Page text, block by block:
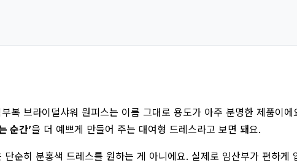
복 브라이덜샤워 원피스는 이름 그대로 용도가 아주 분명한 제품이
순간’을 더 예쁘게 만들어 주는 대여형 드레스라고 보면 돼요.
순히 분홍색 드레스를 원하는 게 아니에요. 실제로 임산부가 편하